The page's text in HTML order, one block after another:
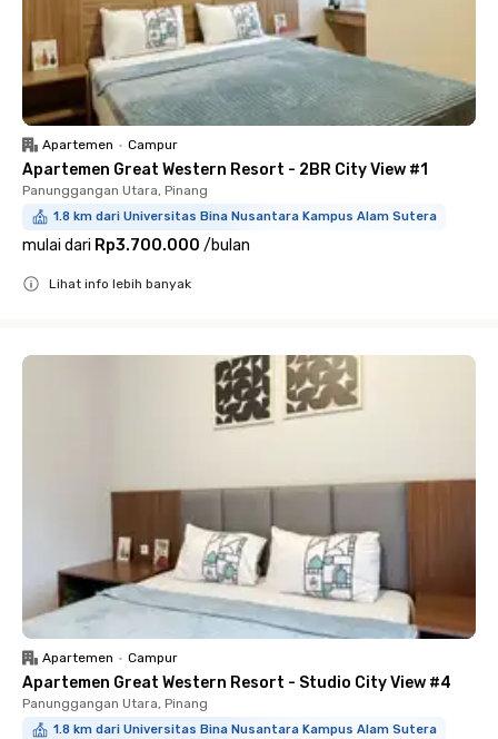
Apartemen • Campur
Apartemen Great Western Resort - 2BR City View #1
Panunggangan Utara, Pinang
1.8 km dari Universitas Bina Nusantara Kampus Alam Sutera
mulai dari Rp3.700.000 /bulan
Lihat info lebih banyak
Apartemen • Campur
Apartemen Great Western Resort - Studio City View #4
Panunggangan Utara, Pinang
1.8 km dari Universitas Bina Nusantara Kampus Alam Sutera